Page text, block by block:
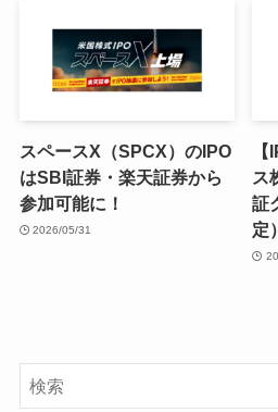
スペースX（SPCX）のIPO
はSBI証券・楽天証券から
参加可能に！
2026/05/31
ス
証
定）